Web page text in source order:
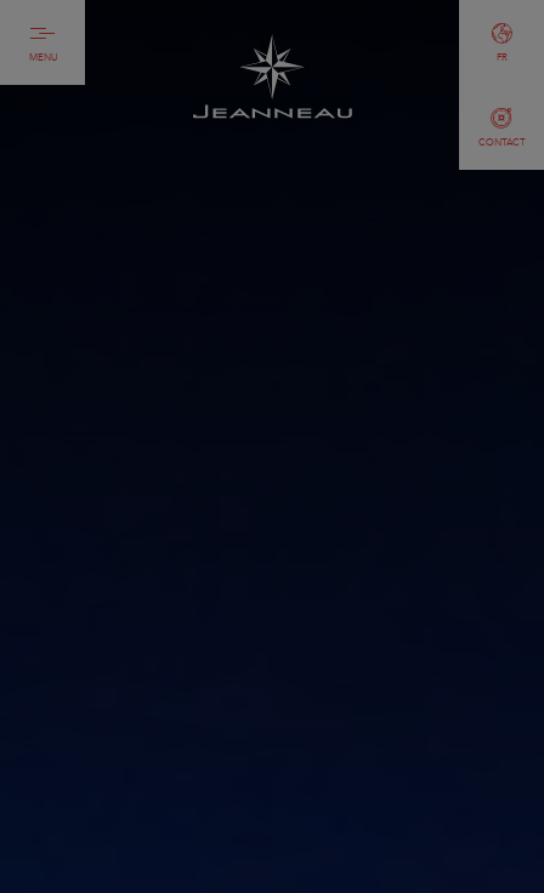
MENU
CONTACT
FR